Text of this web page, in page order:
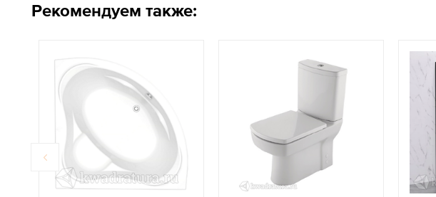
Рекомендуем также: